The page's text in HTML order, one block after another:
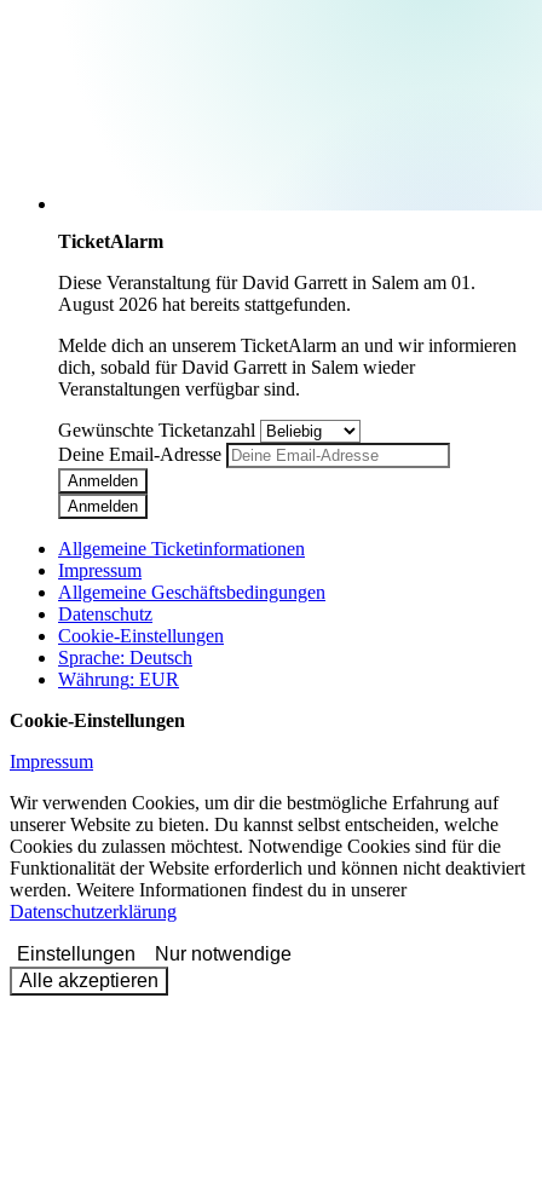
TicketAlarm
Diese Veranstaltung fürDavid Garrett in Salem am 01.
August 2026 hat bereits stattgefunden.
Melde dich an unserem TicketAlarm an und wir informieren
dich, sobald fürDavid Garrett in Salem wieder
Veranstaltungen verfügbar sind.
Gewünschte Ticketanzahl
Deine Email-Adresse
Anmelden
Anmelden
Allgemeine Ticketinformationen
Impressum
Allgemeine Geschäftsbedingungen
Datenschutz
Cookie-Einstellungen
Sprache: Deutsch
Währung: EUR
Cookie-Einstellungen
Impressum
Wir verwenden Cookies, um dir die bestmögliche Erfahrung auf
unserer Website zu bieten. Du kannst selbst entscheiden, welche
Cookies du zulassen möchtest. Notwendige Cookies sind für die
Funktionalität der Website erforderlich und können nicht deaktiviert
werden. Weitere Informationen findest du in unserer
Datenschutzerklärung
Einstellungen
Nur notwendige
Alle akzeptieren